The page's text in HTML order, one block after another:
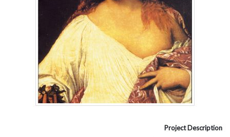
Project Description